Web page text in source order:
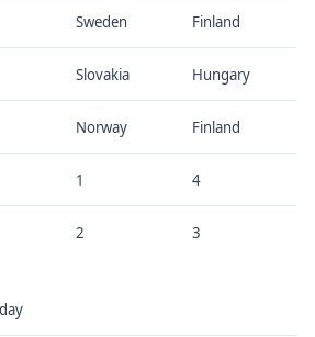
Sweden Finland
Slovakia Hungary
Norway Finland
1 4
2 3